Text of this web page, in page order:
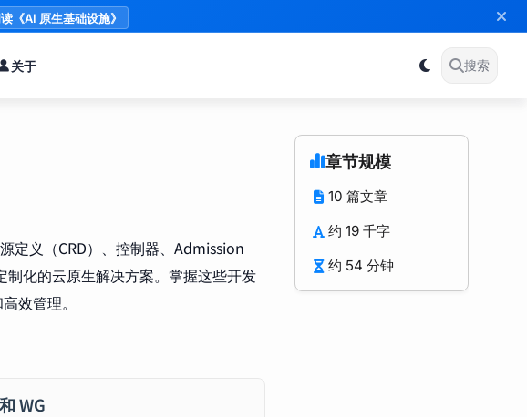
《AI 原生基础设施》
关于 搜索
定义（CRD）、控制器、Admission
化的云原生解决方案。掌握这些开发
效管理。
WG
章节规模
10 篇文章
约 19 千字
约 54 分钟